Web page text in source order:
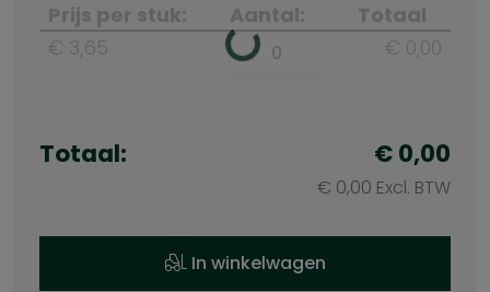
Prijs per stuk: Aantal:
Totaal
€ 3,65
€ 0,00
Totaal: € 0,00
€ 0,00 Excl. BTW
In winkelwagen